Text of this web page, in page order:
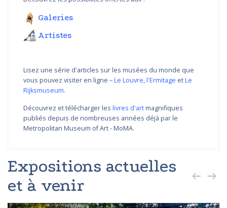
Galeries
Artistes
Lisez une série d'articles sur les musées du monde que
vous pouvez visiter en ligne –Le Louvre,l'Ermitage etLe
Rijksmuseum.
Découvrez et télécharger les livres d'artmagnifiques
publiés depuis de nombreuses années déjà par le
Metropolitan Museum of Art - MoMA.
Expositions actuelles
et à venir